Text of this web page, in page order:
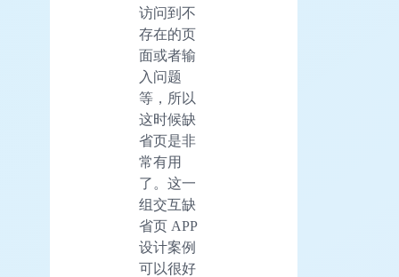
访问到不
存在的页
面或者输
入问题
等，所以
这时候缺
省页是非
常有用
了。这一
组交互缺
省页 APP
设计案例
可以很好